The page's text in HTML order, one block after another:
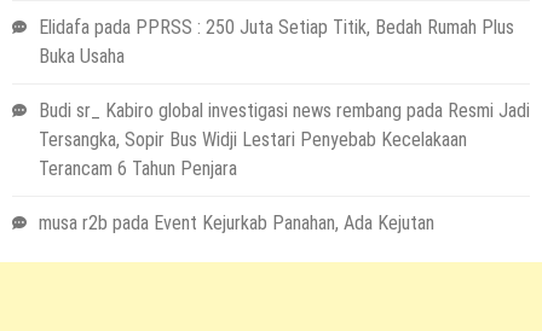
Elidafa pada PPRSS : 250 Juta Setiap Titik, Bedah Rumah Plus
Buka Usaha
Budi sr_ Kabiro global investigasi news rembang pada Resmi Jadi
Tersangka, Sopir Bus Widji Lestari Penyebab Kecelakaan
Terancam 6 Tahun Penjara
musa r2b pada Event Kejurkab Panahan, Ada Kejutan